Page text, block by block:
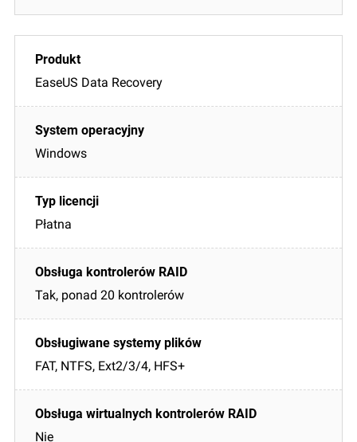
EaseUS Data Recovery
Windows
Płatna
Tak, ponad 20 kontrolerów
FAT, NTFS, Ext2/3/4, HFS+
Nie